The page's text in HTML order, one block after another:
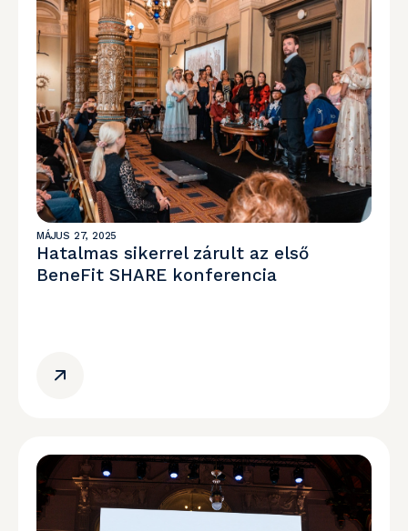
MÁJUS 27, 2025
Hatalmas sikerrel zárult az első
BeneFit SHARE konferencia